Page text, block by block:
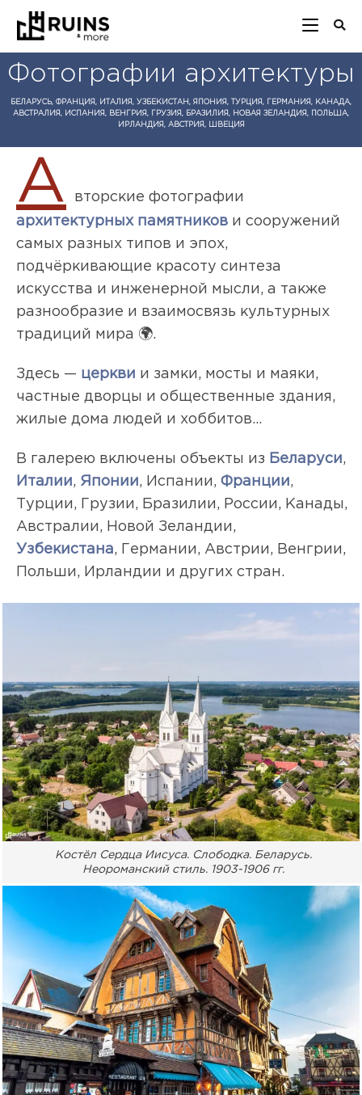
Фотографии архитектуры
БЕЛАРУСЬ, ФРАНЦИЯ, ИТАЛИЯ, УЗБЕКИСТАН, ЯПОНИЯ, ТУРЦИЯ, ГЕРМАНИЯ, КАНАДА,
АВСТРАЛИЯ, ИСПАНИЯ, ВЕНГРИЯ, ГРУЗИЯ, БРАЗИЛИЯ, НОВАЯ ЗЕЛАНДИЯ, ПОЛЬША,
ИРЛАНДИЯ, АВСТРИЯ, ШВЕЦИЯ
А
вторские фотографии
архитектурных памятников и сооружений
самых разных типов и эпох,
подчёркивающие красоту синтеза
искусства и инженерной мысли, а также
разнообразие и взаимосвязь культурных
традиций мира 🌍.
Здесь — церкви и замки, мосты и маяки,
частные дворцы и общественные здания,
жилые дома людей и хоббитов…
В галерею включены объекты из Беларуси,
Италии, Японии, Испании, Франции,
Турции, Грузии, Бразилии, России, Канады,
Австралии, Новой Зеландии,
Узбекистана, Германии, Австрии, Венгрии,
Польши, Ирландии и других стран.
Костёл Сердца Иисуса. Слободка. Беларусь.
Неороманский стиль. 1903-1906 гг.